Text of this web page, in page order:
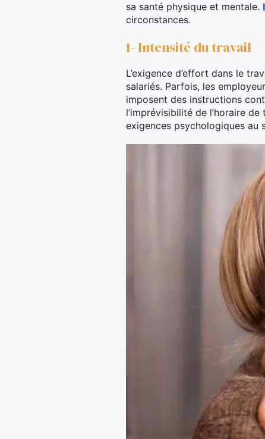
sa santé physique et mentale.
circonstances.
1- Intensité du travail
L’exigence d’effort dans le
salariés. Parfois, les
imposent des instructions
l’imprévisibilité de l’horaire
exigences psychologiques au